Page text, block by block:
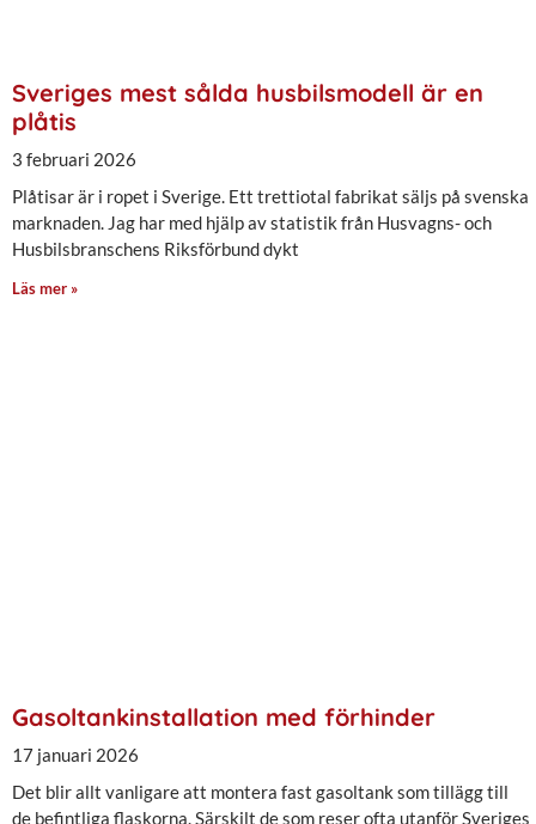
Sveriges mest sålda husbilsmodell är en
plåtis
3 februari 2026
Plåtisar är i ropet i Sverige. Ett trettiotal fabrikat säljs på svenska
marknaden. Jag har med hjälp av statistik från Husvagns- och
Husbilsbranschens Riksförbund dykt
Läs mer »
Gasoltankinstallation med förhinder
17 januari 2026
Det blir allt vanligare att montera fast gasoltank som tillägg till
de befintliga flaskorna. Särskilt de som reser ofta utanför Sveriges